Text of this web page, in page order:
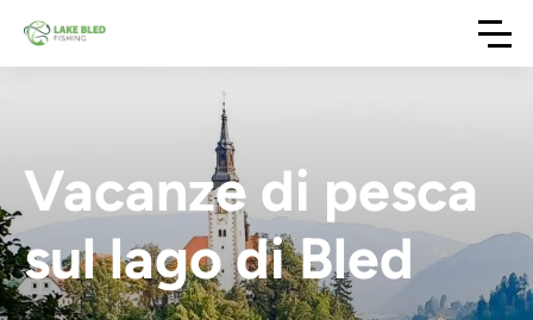
Vacanze di pesca
sul lago di Bled